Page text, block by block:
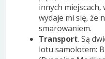
innych
wydaje mi się, że
smarowaniem.
Transport. Są
lotu samolotem: